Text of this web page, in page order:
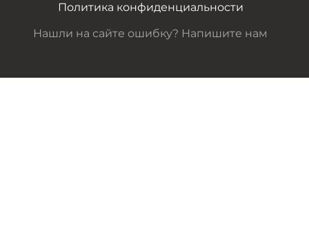
Политика конфиденциальности
Нашли на сайте ошибку? Напишите нам